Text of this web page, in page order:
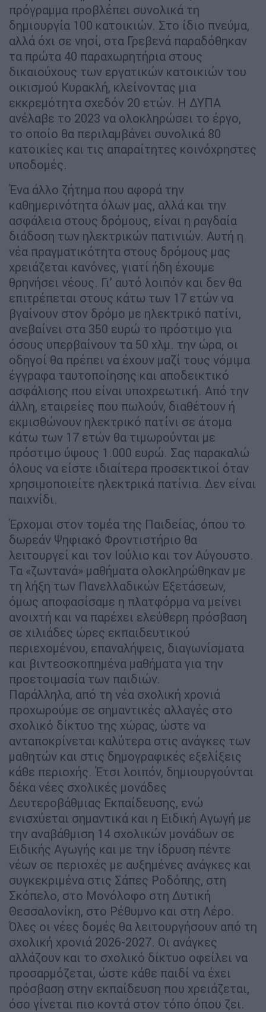
πρόγραμμα προβλέπει συνολικά τη
δημιουργία 100 κατοικιών. Στο ίδιο πνεύμα,
αλλά όχι σε νησί, στα Γρεβενά παραδόθηκαν
τα πρώτα 40 παραχωρητήρια στους
δικαιούχους των εργατικών κατοικιών του
οικισμού Κυρακλή, κλείνοντας μια
εκκρεμότητα σχεδόν 20 ετών. Η ΔΥΠΑ
ανέλαβε το 2023 να ολοκληρώσει το έργο,
το οποίο θα περιλαμβάνει συνολικά 80
κατοικίες και τις απαραίτητες κοινόχρηστες
υποδομές.
Ένα άλλο ζήτημα που αφορά την
καθημερινότητα όλων μας, αλλά και την
ασφάλεια στους δρόμους, είναι η ραγδαία
διάδοση των ηλεκτρικών πατινιών. Αυτή η
νέα πραγματικότητα στους δρόμους μας
χρειάζεται κανόνες, γιατί ήδη έχουμε
θρηνήσει νέους. Γι’ αυτό λοιπόν και δεν θα
επιτρέπεται στους κάτω των 17 ετών να
βγαίνουν στον δρόμο με ηλεκτρικό πατίνι,
ανεβαίνει στα 350 ευρώ το πρόστιμο για
όσους υπερβαίνουν τα 50 χλμ. την ώρα, οι
οδηγοί θα πρέπει να έχουν μαζί τους νόμιμα
έγγραφα ταυτοποίησης και αποδεικτικό
ασφάλισης που είναι υποχρεωτική. Από την
άλλη, εταιρείες που πωλούν, διαθέτουν ή
εκμισθώνουν ηλεκτρικό πατίνι σε άτομα
κάτω των 17 ετών θα τιμωρούνται με
πρόστιμο ύψους 1.000 ευρώ. Σας παρακαλώ
όλους να είστε ιδιαίτερα προσεκτικοί όταν
χρησιμοποιείτε ηλεκτρικά πατίνια. Δεν είναι
παιχνίδι.
Έρχομαι στον τομέα της Παιδείας, όπου το
δωρεάν Ψηφιακό Φροντιστήριο θα
λειτουργεί και τον Ιούλιο και τον Αύγουστο.
Τα «ζωντανά» μαθήματα ολοκληρώθηκαν με
τη λήξη των Πανελλαδικών Εξετάσεων,
όμως αποφασίσαμε η πλατφόρμα να μείνει
ανοιχτή και να παρέχει ελεύθερη πρόσβαση
σε χιλιάδες ώρες εκπαιδευτικού
περιεχομένου, επαναλήψεις, διαγωνίσματα
και βιντεοσκοπημένα μαθήματα για την
προετοιμασία των παιδιών.
Παράλληλα, από τη νέα σχολική χρονιά
προχωρούμε σε σημαντικές αλλαγές στο
σχολικό δίκτυο της χώρας, ώστε να
ανταποκρίνεται καλύτερα στις ανάγκες των
μαθητών και στις δημογραφικές εξελίξεις
κάθε περιοχής. Έτσι λοιπόν, δημιουργούνται
δέκα νέες σχολικές μονάδες
Δευτεροβάθμιας Εκπαίδευσης, ενώ
ενισχύεται σημαντικά και η Ειδική Αγωγή με
την αναβάθμιση 14 σχολικών μονάδων σε
Ειδικής Αγωγής και με την ίδρυση πέντε
νέων σε περιοχές με αυξημένες ανάγκες και
συγκεκριμένα στις Σάπες Ροδόπης, στη
Σκόπελο, στο Μονόλοφο στη Δυτική
Θεσσαλονίκη, στο Ρέθυμνο και στη Λέρο.
Όλες οι νέες δομές θα λειτουργήσουν από τη
σχολική χρονιά 2026-2027. Οι ανάγκες
αλλάζουν και το σχολικό δίκτυο οφείλει να
προσαρμόζεται, ώστε κάθε παιδί να έχει
πρόσβαση στην εκπαίδευση που χρειάζεται,
όσο γίνεται πιο κοντά στον τόπο όπου ζει.